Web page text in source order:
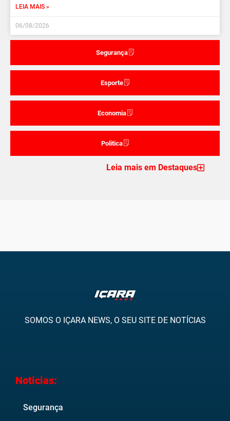
Segurança
Esporte
Economia
Politica
LEIA MAIS »
06/08/2026
Leia mais em Destaques
SOMOS O IÇARA NEWS, O SEU SITE DE NOTÍCIAS
Noticias:
Segurança